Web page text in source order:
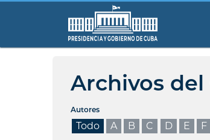
Archivos
Autores
Todo A B C D E F